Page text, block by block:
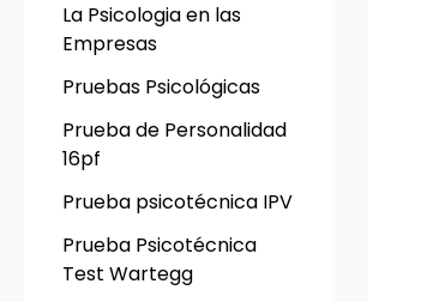
La Psicologia en las
Empresas
Pruebas Psicológicas
Prueba de Personalidad
16pf
Prueba psicotécnica IPV
Prueba Psicotécnica
Test Wartegg